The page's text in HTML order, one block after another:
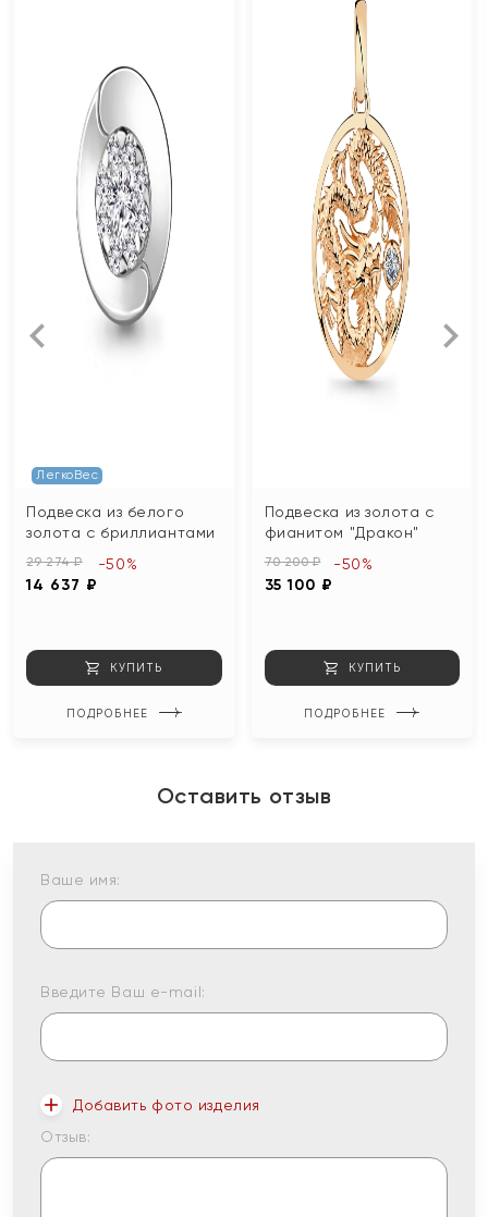
ЛегкоВес
Подвеска из белого
золота с бриллиантами
29 274 ₽
14 637 ₽
-50%
КУПИТЬ
ПОДРОБНЕЕ
Подвеска из золота с
фианитом "Дракон"
70 200 ₽
35 100 ₽
-50%
КУПИТЬ
ПОДРОБНЕЕ
Оставить отзыв
Ваше имя:
Введите Ваш e-mail:
Добавить фото изделия
Отзыв: